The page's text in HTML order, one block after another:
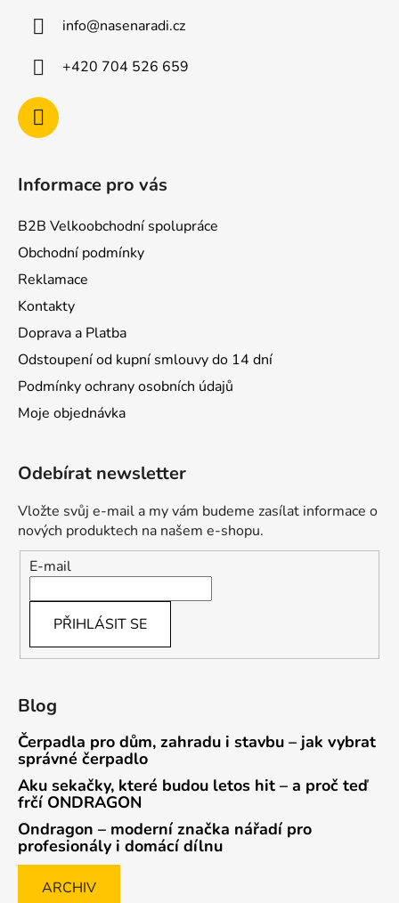
info@nasenaradi.cz
+420 704 526 659
Informace pro vás
B2B Velkoobchodní spolupráce
Obchodní podmínky
Reklamace
Kontakty
Doprava a Platba
Odstoupení od kupní smlouvy do 14 dní
Podmínky ochrany osobních údajů
Moje objednávka
Odebírat newsletter
Vložte svůj e-mail a my vám budeme zasílat informace o
nových produktech na našem e-shopu.
E-mail
PŘIHLÁSIT SE
Blog
Čerpadla pro dům, zahradu i stavbu – jak vybrat
správné čerpadlo
Aku sekačky, které budou letos hit – a proč teď
frčí ONDRAGON
Ondragon – moderní značka nářadí pro
profesionály i domácí dílnu
ARCHIV